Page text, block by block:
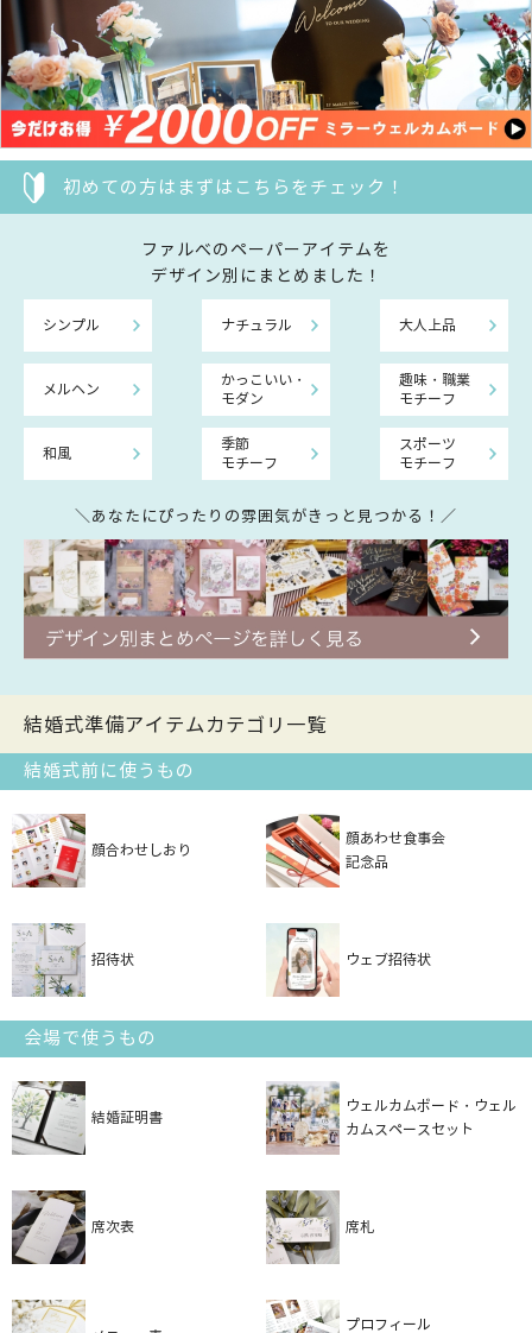
初めての方はまずはこちらをチェック！
ファルべのペーパーアイテムを
デザイン別にまとめました！
シンプル ナチュラル 大人上品
メルヘン
かっこいい・
モダン
趣味・職業
モチーフ
和風
季節
モチーフ
スポーツ
モチーフ
＼あなたにぴったりの雰囲気がきっと見つかる！／
結婚式準備アイテムカテゴリ一覧
結婚式前に使うもの
顔合わせしおり
顔あわせ食事会
記念品
招待状 ウェブ招待状
会場で使うもの
結婚証明書
ウェルカムボード・ウェル
カムスペースセット
席次表 席札
プロフィール